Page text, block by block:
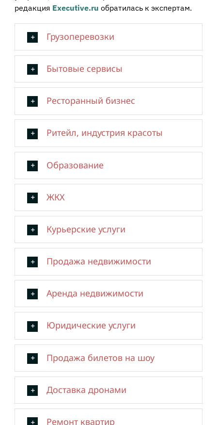
редакция Executive.ru обратилась к экспертам.
Грузоперевозки
Бытовые сервисы
Ресторанный бизнес
Ритейл, индустрия красоты
Образование
ЖКХ
Курьерские услуги
Продажа недвижимости
Аренда недвижимости
Юридические услуги
Продажа билетов на шоу
Доставка дронами
Ремонт квартир